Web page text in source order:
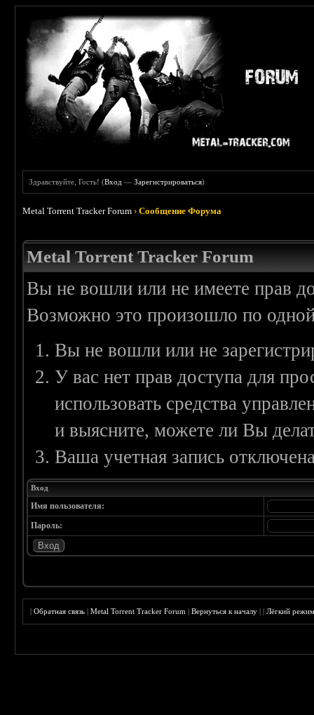
Здравствуйте, Гость! (Вход —Зарегистрироваться)
Metal Torrent Tracker Forum ›Сообщение Форума
Metal Torrent Tracker Forum
Вы не вошли или не имеете прав
Возможно это произошло по
Вы не вошли или не
У вас нет прав доступа для
использовать средства
и выясните, можете ли Вы
Ваша учетная запись
Вход
Имя пользователя:
Пароль:
|Обратная связь |Metal Torrent Tracker Forum |Вернуться к началу ||Лёгкий